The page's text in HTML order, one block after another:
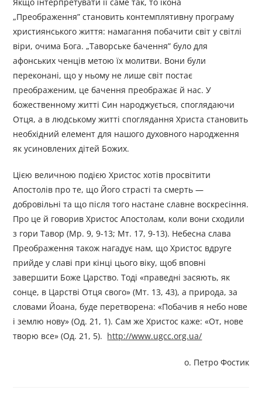
„Преображення” становить контемплятивну програму
християнського життя: намагання побачити світ у світлі
віри, очима Бога. „Таворське бачення” було для
афонських ченців метою їх молитви. Вони були
переконані, що у ньому не лише світ постає
преображеним, це бачення преображає й нас. У
божественному житті Син народжується, споглядаючи
Отця, а в людському житті споглядання Христа становить
необхідний елемент для нашого духовного народження
як усиновлених дітей Божих.
Цією величною подією Христос хотів просвітити
Апостолів про те, що Його страсті та смерть —
добровільні та що після того настане славне воскресіння.
Про це й говорив Христос Апостолам, коли вони сходили
з гори Тавор (Мр. 9, 9-13; Мт. 17, 9-13). Небесна слава
Преображення також нагадує нам, що Христос вдруге
прийде у славі при кінці цього віку, щоб вповні
завершити Боже Царство. Тоді «праведні засяють, як
сонце, в Царстві Отця свого» (Мт. 13, 43), а природа, за
словами Йоана, буде перетворена: «Побачив я небо нове
і землю нову» (Од. 21, 1). Сам же Христос каже: «От, нове
творю все» (Од. 21, 5). http://www.ugcc.org.ua/
о. Петро Фостик